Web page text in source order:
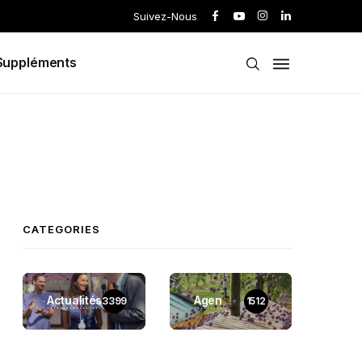
Suivez-Nous
CATEGORIES
Actualités3399 Agen 1512